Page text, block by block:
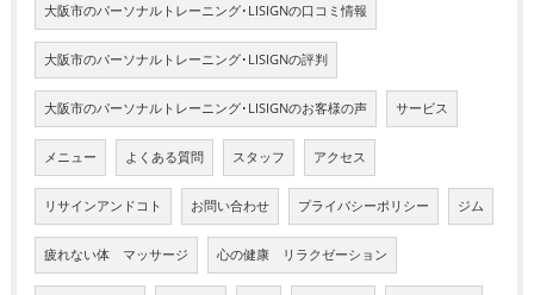
大阪市のパーソナルトレーニング･LISIGNの口コミ情報
大阪市のパーソナルトレーニング･LISIGNの評判
大阪市のパーソナルトレーニング･LISIGNのお客様の声 サービス
メニュー よくある質問 スタッフ アクセス
リサインアンドコト お問い合わせ プライバシーポリシー ジム
疲れない体 マッサージ 心の健康 リラクゼーション